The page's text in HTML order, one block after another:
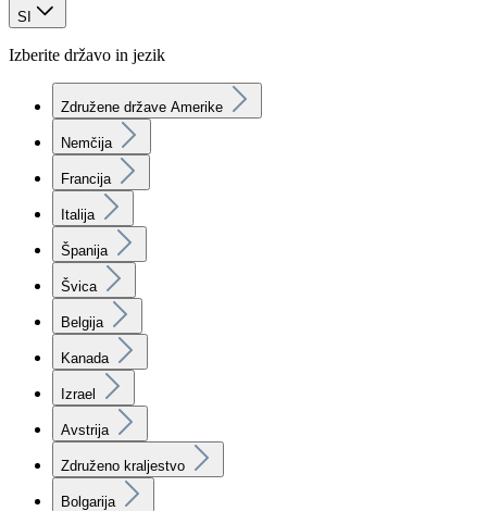
SI
Izberite državo in jezik
Združene države Amerike
Nemčija
Francija
Italija
Španija
Švica
Belgija
Kanada
Izrael
Avstrija
Združeno kraljestvo
Bolgarija